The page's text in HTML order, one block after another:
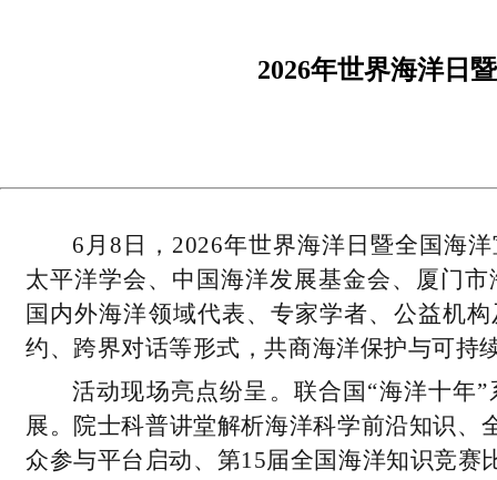
2026年世界海洋日
6月8日，2026年世界海洋日暨全国海
太平洋学会、中国海洋发展基金会、厦门
国内外海洋领域代表、专家学者、公益机
约、跨界对话等形式，共商海洋保护与可持
活动现场亮点纷呈。联合国“海洋十年
展。院士科普讲堂解析海洋科学前沿知识
众参与平台启动、第15届全国海洋知识竞